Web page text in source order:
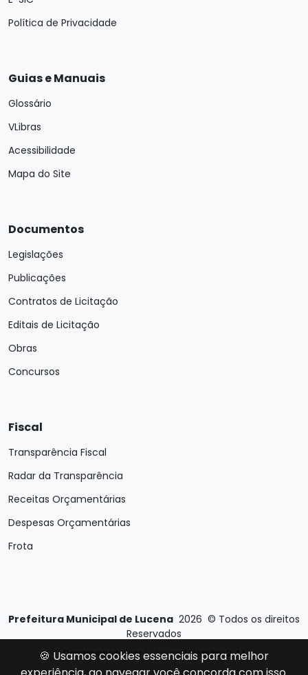
Política de Privacidade
Guias e Manuais
Glossário
VLibras
Acessibilidade
Mapa do Site
Documentos
Legislações
Publicações
Contratos de Licitação
Editais de Licitação
Obras
Concursos
Fiscal
Transparência Fiscal
Radar da Transparência
Receitas Orçamentárias
Despesas Orçamentárias
Frota
Prefeitura Municipal de Lucena 2026 © Todos os direitos
Reservados
Desenvolvido porE-Ticons| Versão: 2.4.1
🍪 Usamos cookies essenciais para melhor